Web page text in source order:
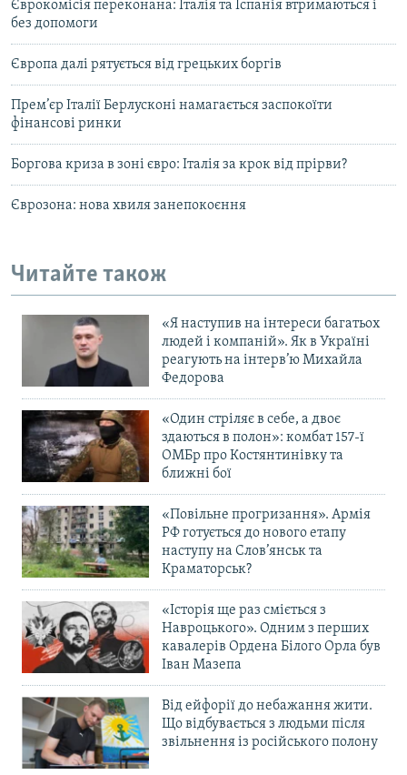
Єврокомісія переконана: Італія та Іспанія втримаються і
без допомоги
Європа далі рятується від грецьких боргів
Прем’єр Італії Берлусконі намагається заспокоїти
фінансові ринки
Боргова криза в зоні євро: Італія за крок від прірви?
Єврозона: нова хвиля занепокоєння
Читайте також
«Я наступив на інтереси багатьох
людей і компаній». Як в Україні
реагують на інтерв’ю Михайла
Федорова
«Один стріляє в себе, а двоє
здаються в полон»: комбат 157-ї
ОМБр про Костянтинівку та
ближні бої
«Повільне прогризання». Армія
РФ готується до нового етапу
наступу на Слов’янськ та
Краматорськ?
«Історія ще раз сміється з
Навроцького». Одним з перших
кавалерів Ордена Білого Орла був
Іван Мазепа
Від ейфорії до небажання жити.
Що відбувається з людьми після
звільнення із російського полону